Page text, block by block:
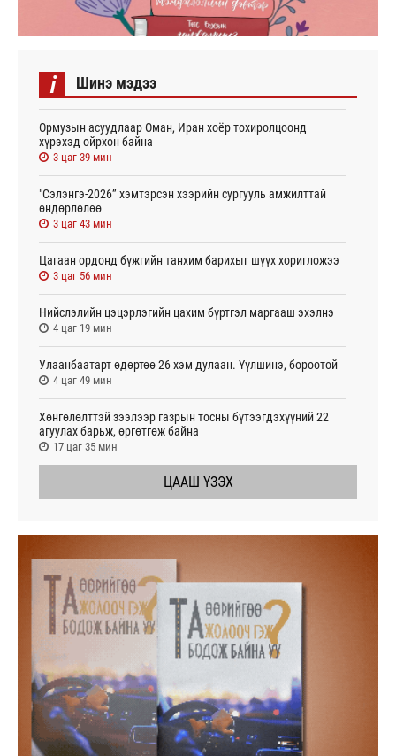
i Шинэ мэдээ
Ормузын асуудлаар Оман, Иран хоёр тохиролцоонд
хүрэхэд ойрхон байна
3 цаг 39 мин
"Сэлэнгэ-2026” хэмтэрсэн хээрийн сургууль амжилттай
өндөрлөлөө
3 цаг 43 мин
Цагаан ордонд бүжгийн танхим барихыг шүүх хоригложээ
3 цаг 56 мин
Нийслэлийн цэцэрлэгийн цахим бүртгэл маргааш эхэлнэ
4 цаг 19 мин
Улаанбаатарт өдөртөө 26 хэм дулаан. Үүлшинэ, бороотой
4 цаг 49 мин
Хөнгөлөлттэй зээлээр газрын тосны бүтээгдэхүүний 22
агуулах барьж, өргөтгөж байна
17 цаг 35 мин
ЦААШ ҮЗЭХ